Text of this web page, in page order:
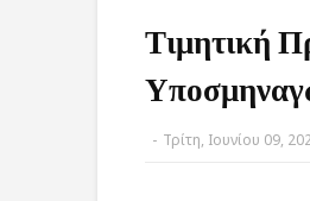
Τιμητική
- Τρίτη, Ιουνίου 09,